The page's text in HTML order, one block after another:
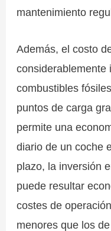
mantenimiento
Además, el costo
considerablemente
combustibles
puntos de carga
permite una
diario de un coche
plazo, la inversión
puede resultar
costes de
menores que los